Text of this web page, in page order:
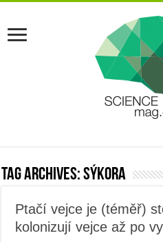
Tag Archives:sýkora
Ptačí vejce je (téměř)
kolonizují vejce až po